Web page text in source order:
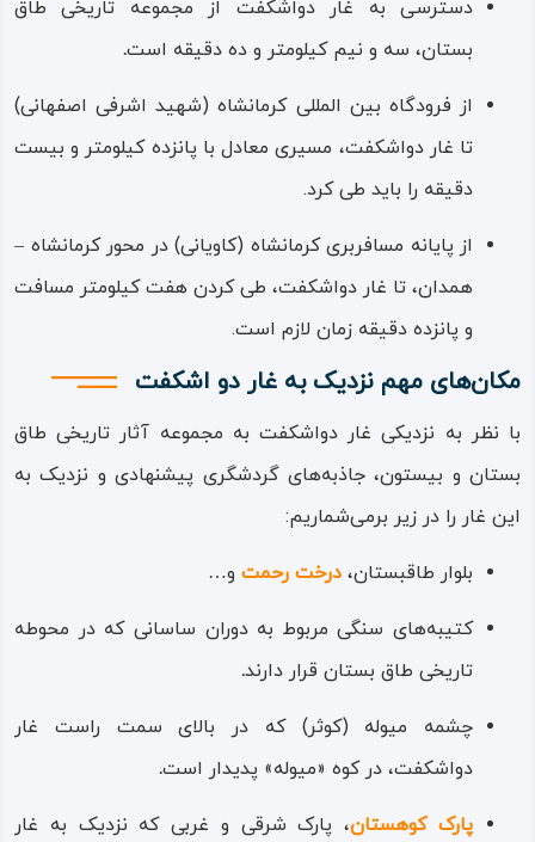
دوره ابزار سازی از سنگ است. این ابزارهای سنگی و چخماقی
علاوه‌ بر غار دو اشکفت در چندین غار دیگر نیز، که نزدیک به
دواشکفت هستند، یافته شده‌اند و نزدیک‌ترین آن‌ها، غار
«پناهگاه ورواسی» در کوه «ماسی» است؛ پناهگاه ورواسی به
دست کاوشگر آمریکایی «بروس هو» کاوش و مطالعه شد و به
ابزارهای سنگی به دست آمده از غار دواشکفت، از نوع
خراشنده‌ها، خراشنده‌های جانبی و دیگر ابزار کار و شکار هستند
و جنس سنگ به‌ کار رفته در این ابزارها، همان سنگ دارای
رگه‌های «رادیولاریت» است که در بافت تمام کوه‌های طاق
بستان، بیستون و دیگر کوه‌های منطقه وجود دارد.
ساکنان انسانی غار دواشکفت، نخستین افراد هوشمند از تبار
ارزشمندترین چیزی که داشته‌اند، به غارهای دواشکفت پناه
برده‌اند؛ از سپیده دمان باستانی روزهایشان تا تاریکی اساطیری
شامگاهان، به دنبال شکار انواع بز، گور، اسب، گاو و گراز وحشی
بوده‌اند و در گرگ‌ و میش، در عصرگاهان زاگرس، گروه گروه در
سکوت اندوهناکی به خانه‌شان، به غار دواشکفت بازمی‌گشتند و
روشناهای روزی دیگر و شکاری دیگر، آرام‌ آرام در خوابشان بلغزد.
دسترسی به غار دواشکفت از مجموعه تاریخی طاق
بستان، سه‌ و نیم کیلومتر و ده دقیقه است.
از فرودگاه بین‌ المللی کرمانشاه (شهید اشرفی اصفهانی)
تا غار دواشکفت، مسیری معادل با پانزده کیلومتر و بیست
دقیقه را باید طی کرد.
از پایانه مسافربری کرمانشاه (کاویانی) در محور کرمانشاه –
همدان، تا غار دواشکفت، طی کردن هفت کیلومتر مسافت
و پانزده دقیقه زمان لازم است.
مکان‌های مهم نزدیک به غار دو اشکفت
با نظر به نزدیکی غار دواشکفت به مجموعه آثار تاریخی طاق
بستان و بیستون، جاذبه‌های گردشگری پیشنهادی و نزدیک به
این غار را در زیر برمی‌شماریم:
بلوار طاقبستان، درخت رحمت و…
کتیبه‌های سنگی مربوط به دوران ساسانی که در محوطه
تاریخی طاق بستان قرار دارند.
چشمه میوله (کوثر) که در بالای سمت راست غار
دواشکفت، در کوه «میوله» پدیدار است.
پارک کوهستان، پارک شرقی و غربی که نزدیک به غار